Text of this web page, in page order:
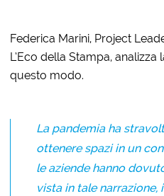
Federica Marini, Project
L’Eco della Stampa,
questo modo.
La pandemia ha
ottenere spazi in un
le aziende hanno
vista in tale